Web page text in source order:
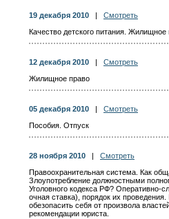
19 декабря 2010
Смотреть
Качество детского питания. Жилищное
12 декабря 2010
Смотреть
Жилищное право
05 декабря 2010
Смотреть
Пособия. Отпуск
28 ноября 2010
Смотреть
Правоохранительная система. Как
Злоупотребление должностными
Уголовного кодекса РФ? Оперативно-
очная ставка), порядок их
обезопасить себя от произвола
рекомендации юриста.